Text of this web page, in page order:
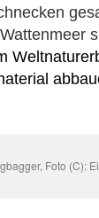
Foto (C):